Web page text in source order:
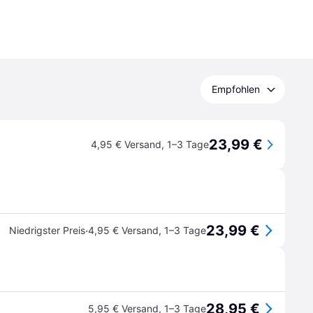
Empfohlen
4,95 € Versand, 1–3 Tage23,99 €
Niedrigster Preis·4,95 € Versand, 1–3 Tage23,99 €
5,95 € Versand, 1–3 Tage28,95 €